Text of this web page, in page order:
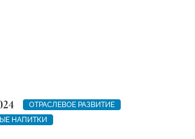
ОТРАСЛЕВОЕ РАЗВИТИЕ
НАПИТКИ